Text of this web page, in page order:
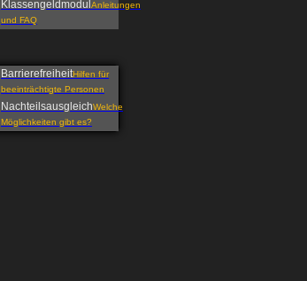
Klassengeldmodul Anleitungen
und FAQ
BarrierefreiheitHilfen für
beeinträchtigte Personen
NachteilsausgleichWelche
Möglichkeiten gibt es?